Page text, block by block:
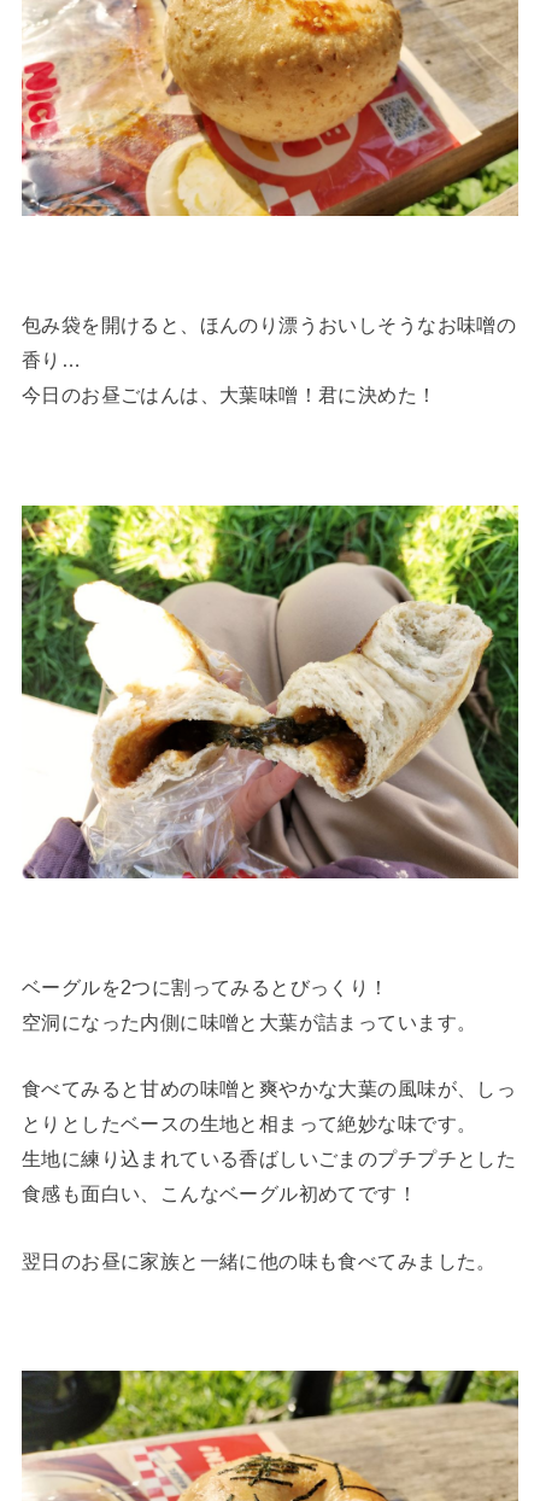
包み袋を開けると、ほんのり漂うおいしそうなお味噌の
香り…
今日のお昼ごはんは、大葉味噌！君に決めた！
ベーグルを2つに割ってみるとびっくり！
空洞になった内側に味噌と大葉が詰まっています。
食べてみると甘めの味噌と爽やかな大葉の風味が、しっ
とりとしたベースの生地と相まって絶妙な味です。
生地に練り込まれている香ばしいごまのプチプチとした
食感も面白い、こんなベーグル初めてです！
翌日のお昼に家族と一緒に他の味も食べてみました。